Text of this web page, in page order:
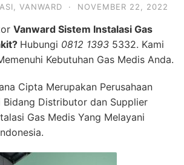
VANWARD · NOVEMBER 22, 2022
Vanward Sistem Instalasi Gas
Hubungi 0812 1393 5332. Kami
Kebutuhan Gas Medis Anda.
Cipta Merupakan Perusahaan
Bidang Distributor dan Supplier
Gas Medis Yang Melayani